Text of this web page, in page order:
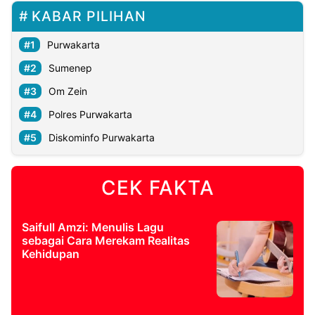
KABAR PILIHAN
Purwakarta
Sumenep
Om Zein
Polres Purwakarta
Diskominfo Purwakarta
CEK FAKTA
Saifull Amzi: Menulis Lagu
sebagai Cara Merekam Realitas
Kehidupan